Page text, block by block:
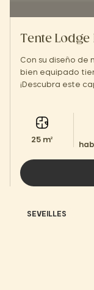
Tente Lodge
Con su diseño
bien equipado
¡Descubra este
25 m²
SEVEILLES